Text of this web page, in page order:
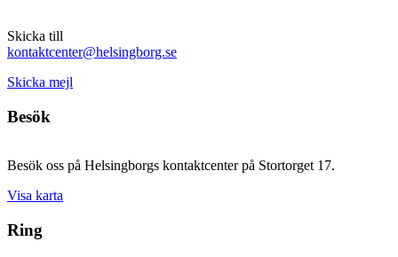
Skicka till
kontaktcenter@helsingborg.se
Skicka mejl
Besök
Besök oss på Helsingborgs kontaktcenter på Stortorget 17.
Visa karta
Ring